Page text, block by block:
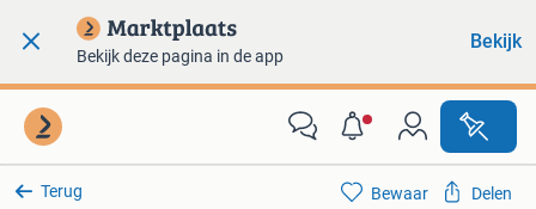
Bekijk deze pagina in de app
Bekijk
Terug Bewaar Delen